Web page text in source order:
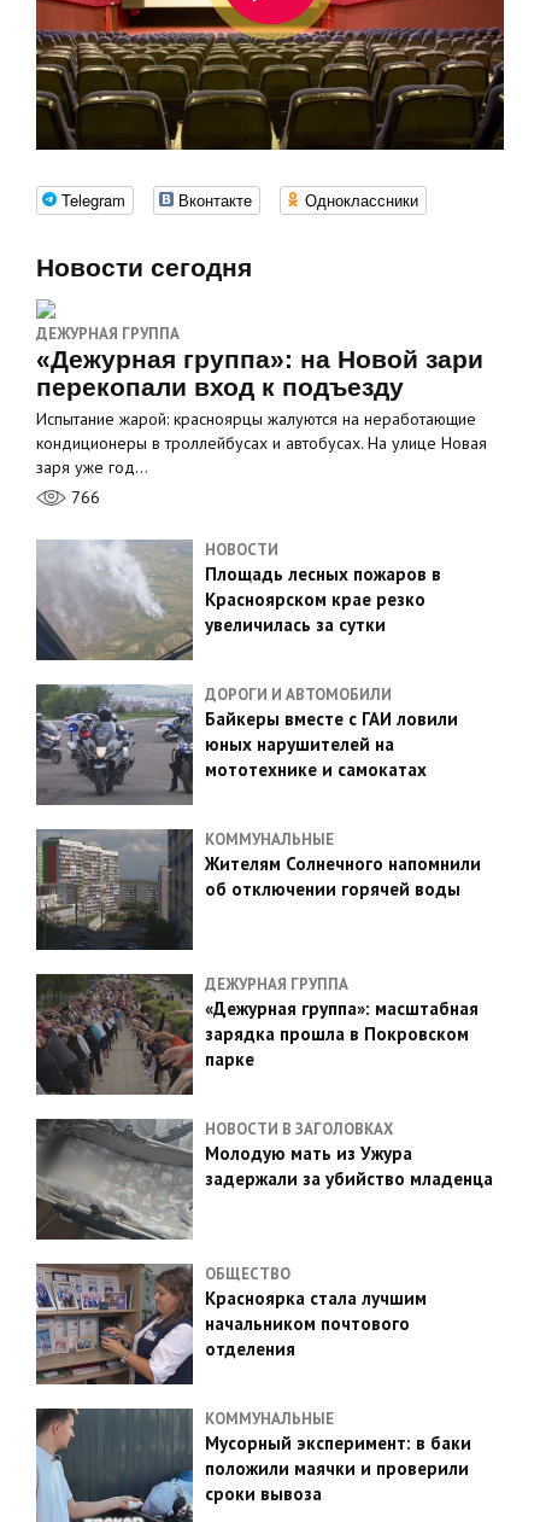
Telegram Вконтакте Одноклассники
Новости сегодня
ДЕЖУРНАЯ ГРУППА
«Дежурная группа»: на Новой зари
перекопали вход к подъезду
Испытание жарой: красноярцы жалуются на неработающие
кондиционеры в троллейбусах и автобусах. На улице Новая
заря уже год…
766
НОВОСТИ
Площадь лесных пожаров в
Красноярском крае резко
увеличилась за сутки
ДОРОГИ И АВТОМОБИЛИ
Байкеры вместе с ГАИ ловили
юных нарушителей на
мототехнике и самокатах
КОММУНАЛЬНЫЕ
Жителям Солнечного напомнили
об отключении горячей воды
ДЕЖУРНАЯ ГРУППА
«Дежурная группа»: масштабная
зарядка прошла в Покровском
парке
НОВОСТИ В ЗАГОЛОВКАХ
Молодую мать из Ужура
задержали за убийство младенца
ОБЩЕСТВО
Красноярка стала лучшим
начальником почтового
отделения
КОММУНАЛЬНЫЕ
Мусорный эксперимент: в баки
положили маячки и проверили
сроки вывоза